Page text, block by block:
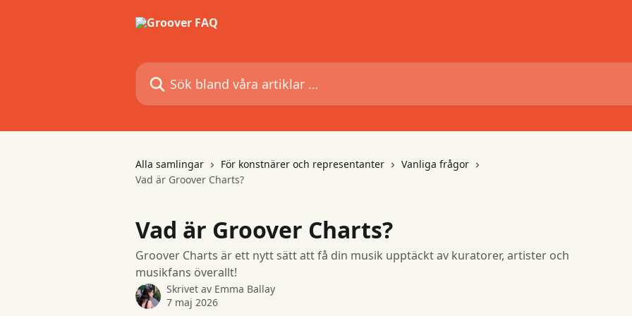
Sök bland våra artiklar …
Alla samlingar För konstnärer och representanter
Vanliga frågor
Vad är Groover Charts?
Vad är Groover Charts?
Groover Charts är ett nytt sätt att få din musik upptäckt av kuratorer, artister och
musikfans överallt!
Skrivet av Emma Ballay
7 maj 2026